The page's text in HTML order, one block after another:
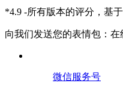
*4.9 -所有版本的评分，基于
向我们发送您的表情包：在
微信服务号